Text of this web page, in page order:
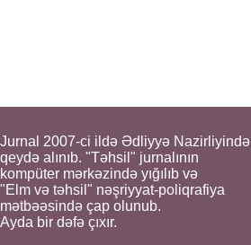
Jurnal 2007-ci ildə Ədliyyə Nazirliyində
qeydə alınıb. "Təhsil" jurnalının
kompüter mərkəzində yığılıb və
"Elm və təhsil" nəşriyyat-poliqrafiya
mətbəəsində çap olunub.
Ayda bir dəfə çıxır.